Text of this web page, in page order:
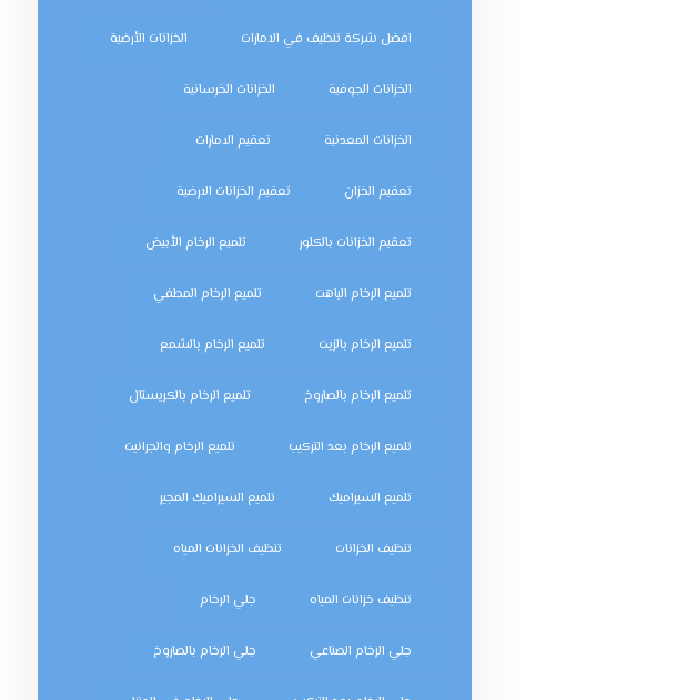
افضل شركة تنظيف في الامارات الخزانات الأرضية
الخزانات الجوفية الخزانات الخرسانية
الخزانات المعدنية تعقيم الامارات
تعقيم الخزان تعقيم الخزانات الارضية
تعقيم الخزانات بالكلور تلميع الرخام الأبيض
تلميع الرخام الباهت تلميع الرخام المطفي
تلميع الرخام بالزيت تلميع الرخام بالشمع
تلميع الرخام بالصاروخ تلميع الرخام بالكريستال
تلميع الرخام بعد التركيب تلميع الرخام والجرانيت
تلميع السيراميك تلميع السيراميك المجير
تنظيف الخزانات تنظيف الخزانات المياه
تنظيف خزانات المياه جلي الرخام
جلي الرخام الصناعي جلي الرخام بالصاروخ